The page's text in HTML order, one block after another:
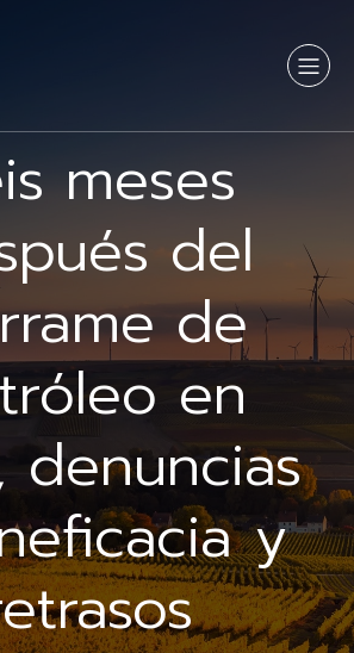
meses
del
de
en
denuncias
y